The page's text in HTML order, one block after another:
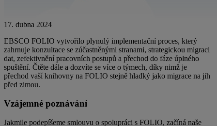
17. dubna 2024
EBSCO FOLIO vytvořilo plynulý implementační proces, který
zahrnuje konzultace se zúčastněnými stranami, strategickou migraci
dat, zefektivnění pracovních postupů a přechod do fáze úplného
spuštění. Čtěte dále a dozvíte se více o týmech, díky nimž je
přechod vaší knihovny na FOLIO stejně hladký jako migrace na jih
před zimou.
Vzájemné poznávání
Jakmile podepíšeme smlouvu o spolupráci s FOLIO, začíná naše